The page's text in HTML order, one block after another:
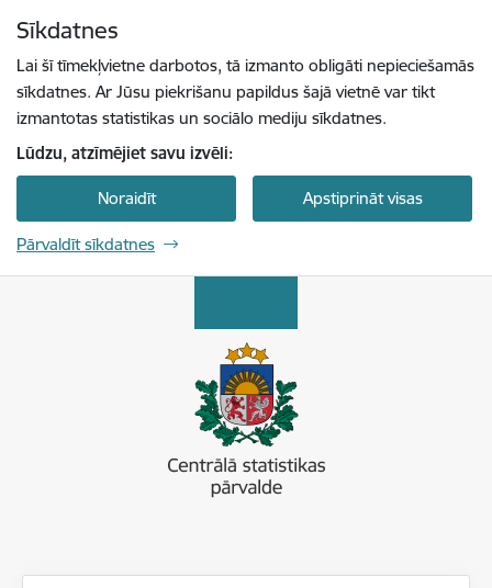
Sīkdatnes
Lai šī tīmekļvietne darbotos, tā izmanto obligāti nepieciešamās
sīkdatnes. Ar Jūsu piekrišanu papildus šajā vietnē var tikt
izmantotas statistikas un sociālo mediju sīkdatnes.
Lūdzu, atzīmējiet savu izvēli:
Noraidīt Apstiprināt visas
Pārvaldīt sīkdatnes